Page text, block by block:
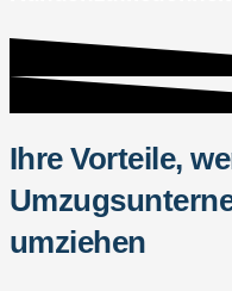
Ihre Vorteile,
umziehen